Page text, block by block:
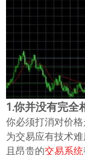
1.你并没有完全
你必须打消对价
为交易应有技术
且昂贵的交易系统